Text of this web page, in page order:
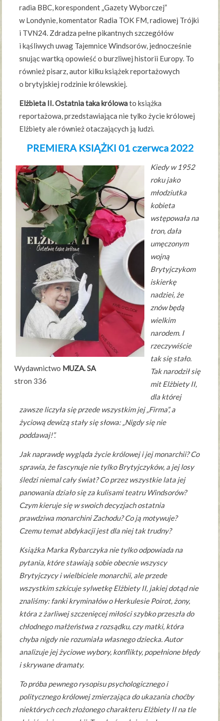
radia BBC, korespondent „Gazety Wyborczej”
w Londynie, komentator Radia TOK FM, radiowej Trójki
i TVN24. Zdradza pełne pikantnych szczegółów
i kąśliwych uwag Tajemnice Windsorów, jednocześnie
snując wartką opowieść o burzliwej historii Europy. To
również pisarz, autor kilku książek reportażowych
o brytyjskiej rodzinie królewskiej.
Elżbieta II. Ostatnia taka królowato książka
reportażowa, przedstawiająca nie tylko życie królowej
Elżbiety ale również otaczających ją ludzi.
PREMIERA KSIĄŻKI 01 czerwca 2022
Wydawnictwo MUZA. SA
stron 336
Kiedy w 1952
roku jako
młodziutka
kobieta
wstępowała na
tron, dała
umęczonym
wojną
Brytyjczykom
iskierkę
nadziei, że
znów będą
wielkim
narodem. I
rzeczywiście
tak się stało.
Tak narodził się
mit Elżbiety II,
dla której
zawsze liczyła się przede wszystkim jej „Firma”, a
życiową dewizą stały się słowa: „Nigdy się nie
poddawaj!”.
Jak naprawdę wygląda życie królowej i jej monarchii? Co
sprawia, że fascynuje nie tylko Brytyjczyków, a jej losy
śledzi niemal cały świat? Co przez wszystkie lata jej
panowania działo się za kulisami teatru Windsorów?
Czym kieruje się w swoich decyzjach ostatnia
prawdziwa monarchini Zachodu? Co ją motywuje?
Czemu temat abdykacji jest dla niej tak trudny?
Książka Marka Rybarczyka nie tylko odpowiada na
pytania, które stawiają sobie obecnie wszyscy
Brytyjczycy i wielbiciele monarchii, ale przede
wszystkim szkicuje sylwetkę Elżbiety II, jakiej dotąd nie
znaliśmy: fanki kryminałów o Herkulesie Poirot, żony,
która z żarliwej szczenięcej miłości szybko przeszła do
chłodnego małżeństwa z rozsądku, czy matki, która
chyba nigdy nie rozumiała własnego dziecka. Autor
analizuje jej życiowe wybory, konflikty, popełnione błędy
i skrywane dramaty.
To próba pewnego rysopisu psychologicznego i
politycznego królowej zmierzająca do ukazania choćby
niektórych cech złożonego charakteru Elżbiety II na tle